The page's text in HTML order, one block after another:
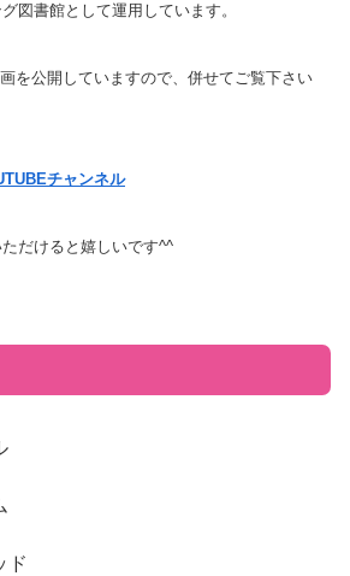
図書館として運用しています。
を公開していますので、併せてご覧下さい
チャンネル
だけると嬉しいです^^
ド